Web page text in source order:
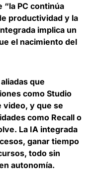
“la PC continúa
productividad y la
implica un
el nacimiento del
que
como Studio
video, y que se
como Recall o
La IA integrada
ganar tiempo
, todo sin
autonomía.